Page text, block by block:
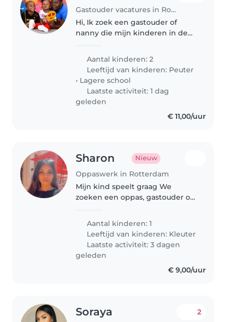
Gastouder vacatures in Rotterdam
Hi, Ik zoek een gastouder of
nanny die mijn kinderen in de
Aantal kinderen: 2
Leeftijd van kinderen: Peuter
• Lagere school
Laatste activiteit: 1 dag
geleden
€ 11,00/uur
Sharon Nieuw
Oppaswerk in Rotterdam
Mijn kind speelt graag We
zoeken een oppas, gastouder of
met een rustig, grappig en
kunstzinnig kindje
Aantal kinderen: 1
Leeftijd van kinderen: Kleuter
Laatste activiteit: 3 dagen
geleden
€ 9,00/uur
Soraya 2